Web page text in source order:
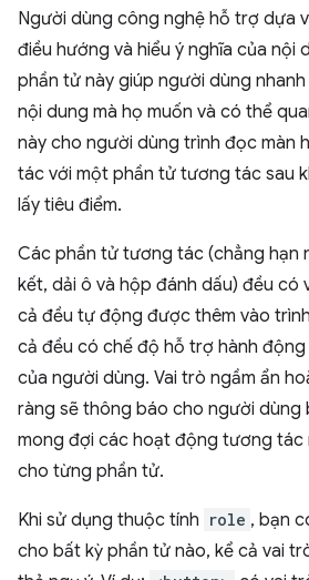
Người dùng công nghệ hỗ trợ dựa
điều hướng và hiểu ý nghĩa của nội
phần tử này giúp người dùng
nội dung mà họ muốn và có thể
này cho người dùng trình đọc màn
tác với một phần tử tương tác sau
lấy tiêu điểm.
Các phần tử tương tác (chẳng hạn
kết, dải ô và hộp đánh dấu) đều có
cả đều tự động được thêm vào
cả đều có chế độ hỗ trợ hành động
của người dùng. Vai trò ngầm ẩn
ràng sẽ thông báo cho người dùng
mong đợi các hoạt động tương tác
cho từng phần tử.
Khi sử dụng thuộc tính role , bạn
cho bất kỳ phần tử nào, kể cả vai